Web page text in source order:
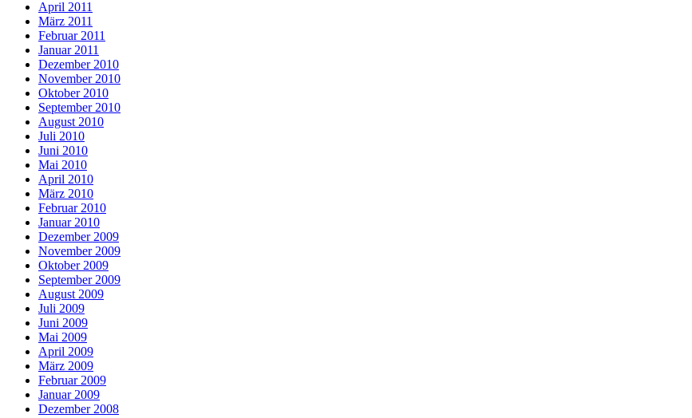
April 2011
März 2011
Februar 2011
Januar 2011
Dezember 2010
November 2010
Oktober 2010
September 2010
August 2010
Juli 2010
Juni 2010
Mai 2010
April 2010
März 2010
Februar 2010
Januar 2010
Dezember 2009
November 2009
Oktober 2009
September 2009
August 2009
Juli 2009
Juni 2009
Mai 2009
April 2009
März 2009
Februar 2009
Januar 2009
Dezember 2008